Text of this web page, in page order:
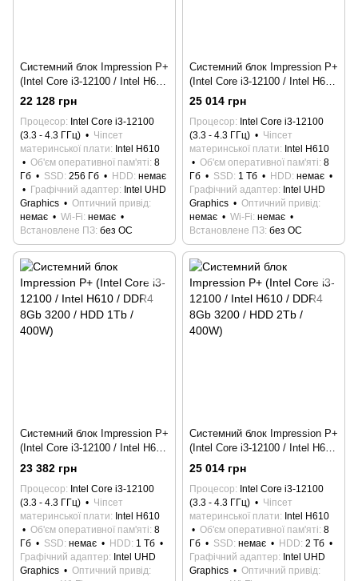
Системний блок Impression P+
(Intel Core i3-12100 / Intel H610
/ DDR4 8Gb 3200 / SSD 256Gb
22 128 грн
Процесор
Intel Core i3-12100
(3.3 - 4.3 ГГц)
Чіпсет
материнської плати
Intel H610
Об'єм оперативної пам'яті 8
Гб
SSD 256 Гб HDD немає
Графічний адаптер
Intel UHD
Graphics
Оптичний привід
немає
Wi-Fi немає
Встановлене ПЗ без ОС
Системний блок Impression P+
(Intel Core i3-12100 / Intel H610
/ DDR4 8Gb 3200 / SSD 1Tb
25 014 грн
Процесор
Intel Core i3-12100
(3.3 - 4.3 ГГц)
Чіпсет
материнської плати
Intel H610
Об'єм оперативної пам'яті 8
Гб
SSD 1 Тб HDD немає
Графічний адаптер
Intel UHD
Graphics
Оптичний привід
немає
Wi-Fi немає
Встановлене ПЗ без ОС
Системний блок Impression P+
(Intel Core i3-12100 / Intel H610
/ DDR4 8Gb 3200 / HDD 1Tb /
23 382 грн
Процесор Intel Core i3-12100
(3.3 - 4.3 ГГц)
Чіпсет
материнської плати Intel H610
Об'єм оперативної пам'яті 8
Гб
SSD немає HDD 1 Тб
Графічний адаптер Intel UHD
Graphics
Оптичний привід
Системний блок Impression P+
(Intel Core i3-12100 / Intel H610
/ DDR4 8Gb 3200 / HDD 2Tb /
25 014 грн
Процесор Intel Core i3-12100
(3.3 - 4.3 ГГц)
Чіпсет
материнської плати Intel H610
Об'єм оперативної пам'яті 8
Гб
SSD немає HDD 2 Тб
Графічний адаптер Intel UHD
Graphics
Оптичний привід